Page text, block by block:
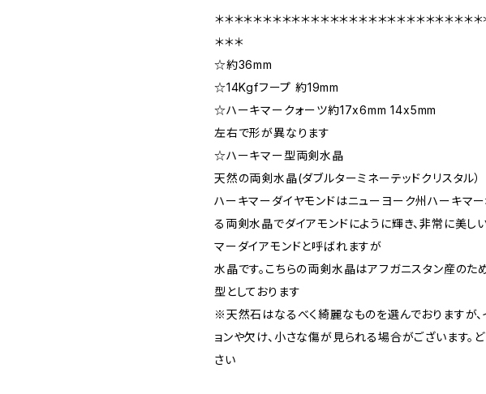
＊＊＊＊＊＊＊＊＊＊＊＊＊＊＊＊＊＊＊＊＊＊＊＊＊＊＊＊
＊＊＊
☆約36mm
☆14Kgfフープ 約19mm
☆ハーキマークォーツ約17x6mm 14x5mm
左右で形が異なります
☆ハーキマー型両剣水晶
天然の両剣水晶(ダブルターミネーテッドクリスタル）
ハーキマーダイヤモンドはニューヨーク州ハーキマ
る両剣水晶でダイアモンドにように輝き、非常に美し
マーダイアモンドと呼ばれますが
水晶です。こちらの両剣水晶はアフガニスタン産のた
型としております
※天然石はなるべく綺麗なものを選んでおりますが、
ョンや欠け、小さな傷が見られる場合がございます。
さい